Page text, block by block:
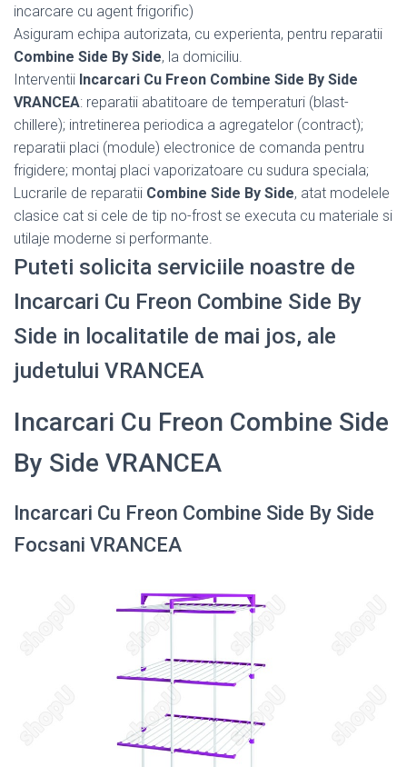
incarcare cu agent frigorific)
Asiguram echipa autorizata, cu experienta, pentru reparatii
Combine Side By Side, la domiciliu.
Interventii Incarcari Cu Freon Combine Side By Side
VRANCEA: reparatii abatitoare de temperaturi (blast-
chillere); intretinerea periodica a agregatelor (contract);
reparatii placi (module) electronice de comanda pentru
frigidere; montaj placi vaporizatoare cu sudura speciala;
Lucrarile de reparatii Combine Side By Side, atat modelele
clasice cat si cele de tip no-frost se executa cu materiale si
utilaje moderne si performante.
Puteti solicita serviciile noastre de
Incarcari Cu Freon Combine Side By
Side in localitatile de mai jos, ale
judetului VRANCEA
Incarcari Cu Freon Combine Side
By Side VRANCEA
Incarcari Cu Freon Combine Side By Side
Focsani VRANCEA